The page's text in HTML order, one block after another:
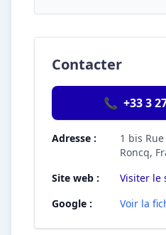
Contacter
📞 +33 3
Adresse :
1 bis
Roncq,
Site web :
Visiter le
Google :
Voir la